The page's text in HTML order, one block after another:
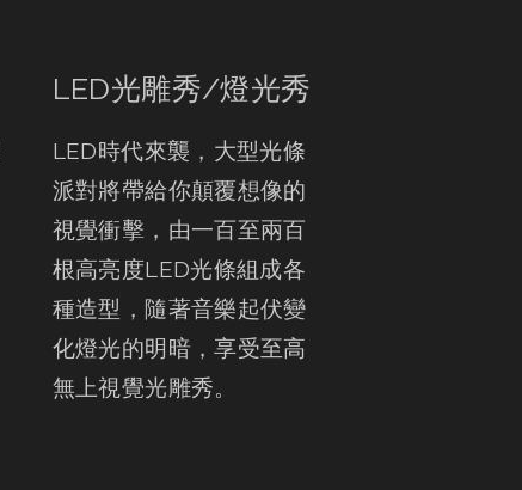
LED光雕秀/燈光秀
LED時代來襲，大型光條
派對將帶給你顛覆想像的
視覺衝擊，由一百至兩百
根高亮度LED光條組成各
種造型，隨著音樂起伏變
化燈光的明暗，享受至高
無上視覺光雕秀。